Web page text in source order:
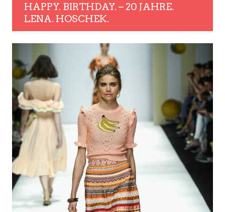
HAPPY. BIRTHDAY. – 20 JAHRE.
LENA. HOSCHEK.